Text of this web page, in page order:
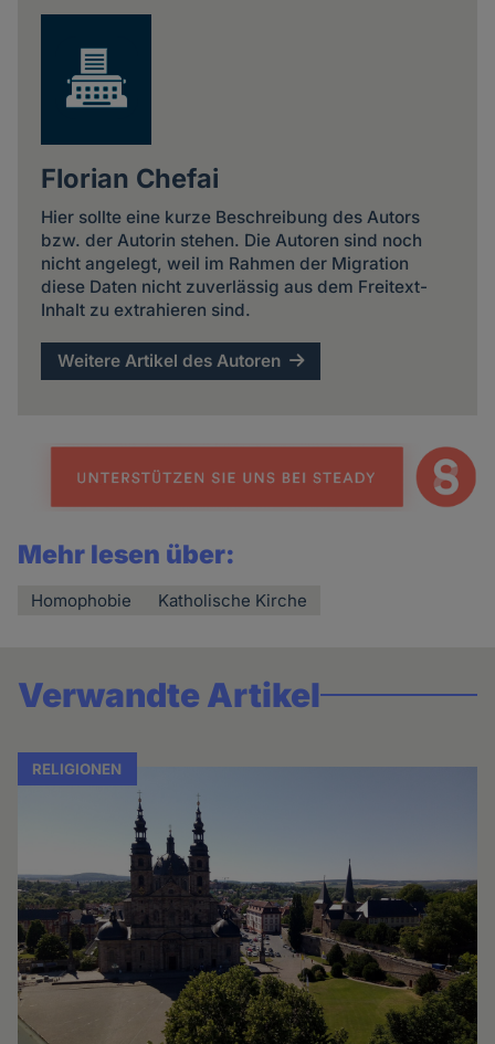
Florian Chefai
Hier sollte eine kurze Beschreibung des Autors
bzw. der Autorin stehen. Die Autoren sind noch
nicht angelegt, weil im Rahmen der Migration
diese Daten nicht zuverlässig aus dem Freitext-
Inhalt zu extrahieren sind.
Weitere Artikel des Autoren
Mehr lesen über:
Homophobie Katholische Kirche
Verwandte Artikel
RELIGIONEN